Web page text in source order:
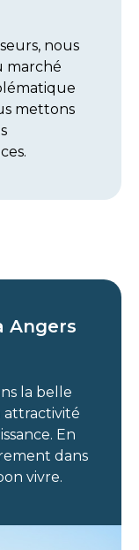
nous
marché
mettons
Angers
la belle
attractivité
En
dans
vivre.